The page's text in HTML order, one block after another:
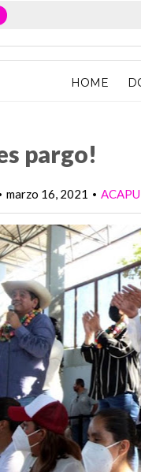
HOME
pargo!
marzo 16, 2021 •